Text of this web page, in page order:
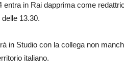
entra in Rai dapprima come
13.30.
in Studio con la collega non
italiano.